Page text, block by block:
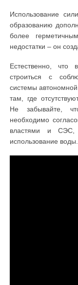
Использование
образованию
более
недостатки – он
Естественно, что
строиться с
системы
там, где
Не забывайте,
необходимо
властями и СЭС,
использование воды.